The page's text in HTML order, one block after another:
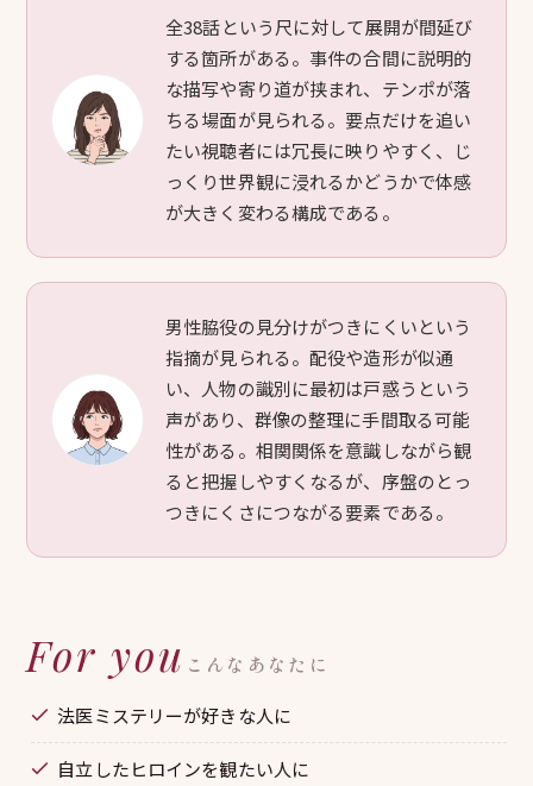
全38話という尺に対して展開が間延び
する箇所がある。事件の合間に説明的
な描写や寄り道が挟まれ、テンポが落
ちる場面が見られる。要点だけを追い
たい視聴者には冗長に映りやすく、じ
っくり世界観に浸れるかどうかで体感
が大きく変わる構成である。
男性脇役の見分けがつきにくいという
指摘が見られる。配役や造形が似通
い、人物の識別に最初は戸惑うという
声があり、群像の整理に手間取る可能
性がある。相関関係を意識しながら観
ると把握しやすくなるが、序盤のとっ
つきにくさにつながる要素である。
For you こんなあなたに
法医ミステリーが好きな人に
自立したヒロインを観たい人に